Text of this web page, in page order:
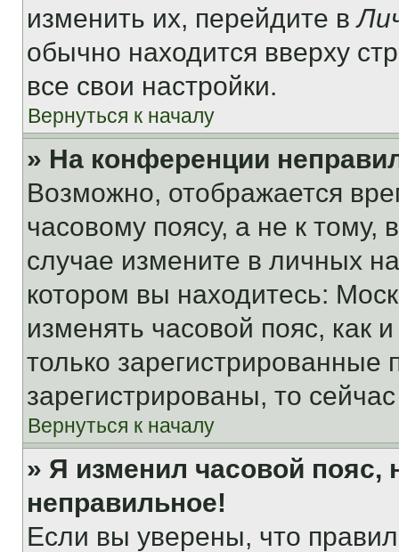
изменить их, перейдите в
обычно находится вверху
все свои настройки.
Вернуться к началу
» На конференции
Возможно, отображается
часовому поясу, а не к тому,
случае измените в личных
котором вы находитесь:
изменять часовой пояс, как
только
зарегистрированы, то
Вернуться к началу
» Я изменил часовой пояс,
неправильное!
Если вы уверены, что